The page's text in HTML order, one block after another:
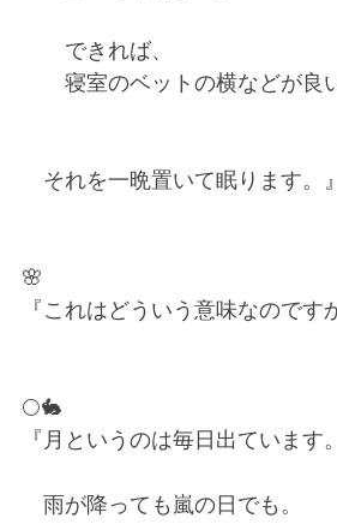
できれば、
寝室のベットの横などが良い
それを一晩置いて眠ります。』
🌸
『これはどういう意味なのですか
🌕🐇
『月というのは毎日出ています。
雨が降っても嵐の日でも。